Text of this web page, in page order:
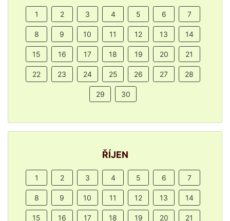
1 2 3 4 5 6 7
8 9 10 11 12 13 14
15 16 17 18 19 20 21
22 23 24 25 26 27 28
29 30
ŘÍJEN
1 2 3 4 5 6 7
8 9 10 11 12 13 14
15 16 17 18 19 20 21